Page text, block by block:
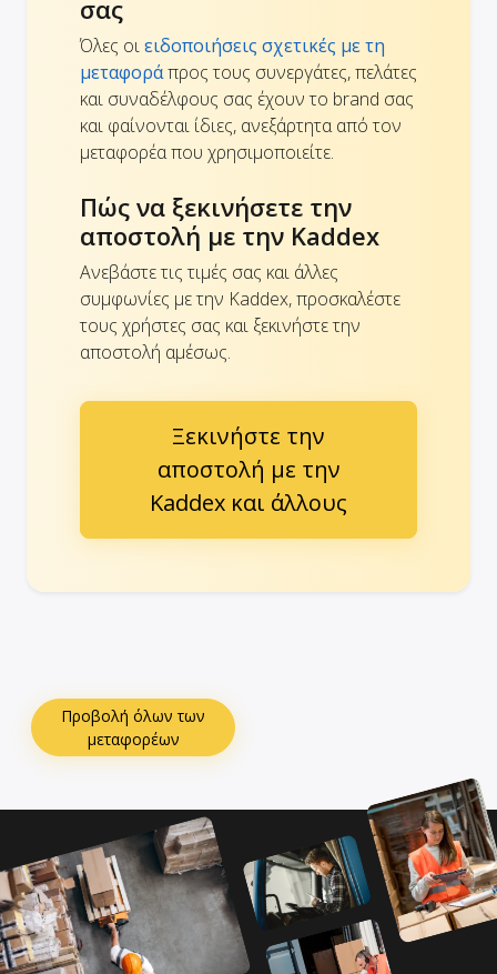
σας
Όλες οιειδοποιήσεις σχετικές με τη
μεταφοράπρος τους συνεργάτες, πελάτες
και συναδέλφους σας έχουν το brand σας
και φαίνονται ίδιες, ανεξάρτητα από τον
μεταφορέα που χρησιμοποιείτε.
Πώς να ξεκινήσετε την
αποστολή με την Kaddex
Ανεβάστε τις τιμές σας και άλλες
συμφωνίες με την Kaddex, προσκαλέστε
τους χρήστες σας και ξεκινήστε την
αποστολή αμέσως.
Ξεκινήστε την
αποστολή με την
Kaddex και άλλους
Προβολή όλων των
μεταφορέων